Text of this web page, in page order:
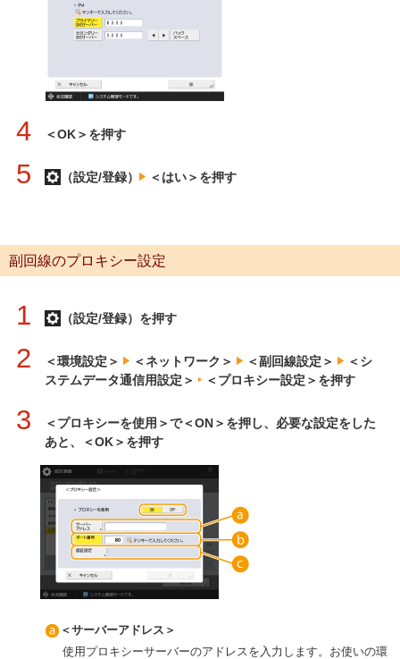
4 ＜OK＞を押す
5 （設定/登録） ＜はい＞を押す
副回線のプロキシー設定
1 （設定/登録）を押す
2 ＜環境設定＞ ＜ネットワーク＞ ＜副回線設定＞
＜シ
ステムデータ通信用設定＞
＜プロキシー設定＞を押す
3
＜プロキシーを使用＞で＜ON＞を押し、必要な設定をした
あと、＜OK＞を押す
＜サーバーアドレス＞
使用プロキシーサーバーのアドレスを入力します。お使いの環